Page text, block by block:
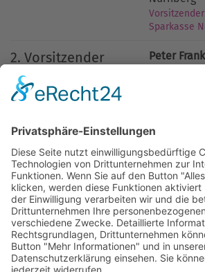
Sparkasse
2. Vorsitzender Peter Frank
SATZUNG
Satzung-Freundeskreis-ION.pdf